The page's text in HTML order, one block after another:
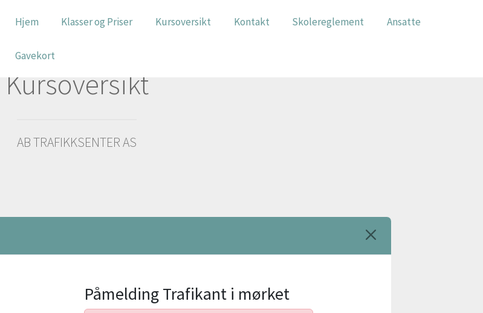
Hjem Klasser og Priser Kursoversikt Kontakt Skolereglement Ansatte
Gavekort
Kursoversikt
AB TRAFIKKSENTER AS
Påmelding Trafikant i mørket